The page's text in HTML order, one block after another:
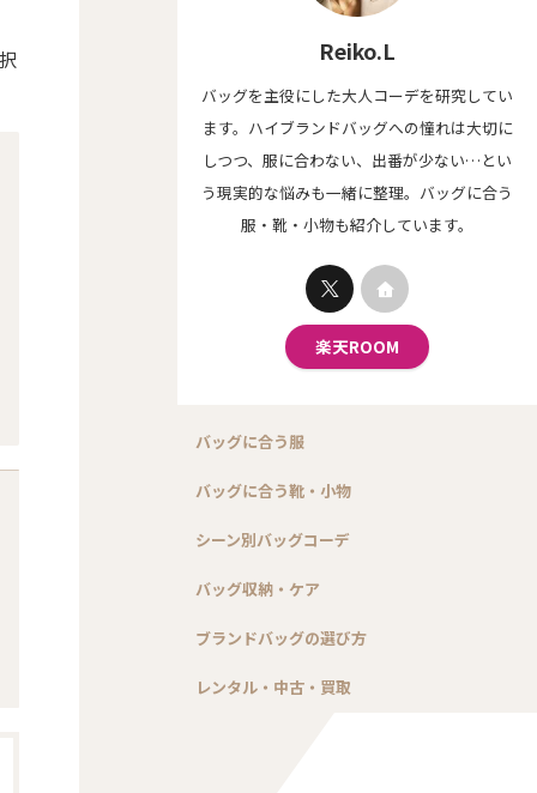
Reiko.L
バッグを主役にした大人コーデを研究してい
ます。ハイブランドバッグへの憧れは大切に
しつつ、服に合わない、出番が少ない…とい
う現実的な悩みも一緒に整理。バッグに合う
服・靴・小物も紹介しています。
楽天ROOM
バッグに合う服
バッグに合う靴・小物
シーン別バッグコーデ
バッグ収納・ケア
ブランドバッグの選び方
レンタル・中古・買取